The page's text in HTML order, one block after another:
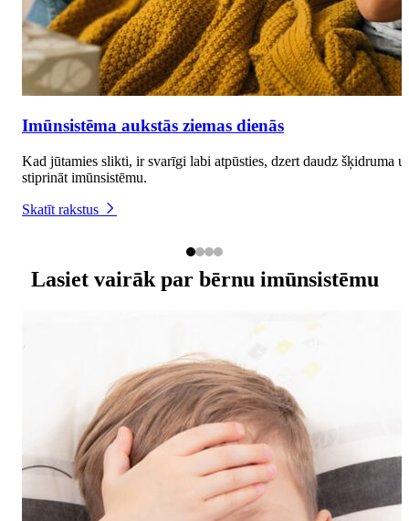
Imūnsistēma aukstās ziemas dienās
Kad jūtamies slikti, ir svarīgi labi atpūsties, dzert daudz šķidruma
stiprināt imūnsistēmu.
Skatīt rakstus
Lasiet vairāk par bērnu imūnsistēmu